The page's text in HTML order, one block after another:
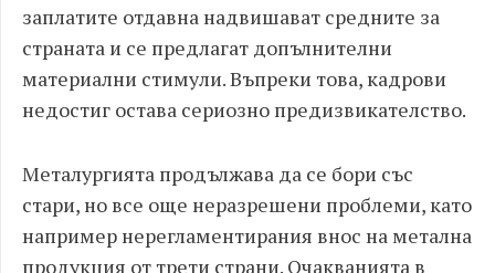
заплатите отдавна надвишават средните за
страната и се предлагат допълнителни
материални стимули. Въпреки това, кадрови
недостиг остава сериозно предизвикателство.
Металургията продължава да се бори със
стари, но все още неразрешени проблеми, като
например нерегламентирания внос на метална
продукция от трети страни. Очакванията в